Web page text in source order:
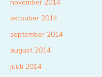
november 2014
oktoober 2014
september 2014
august 2014
juuli 2014